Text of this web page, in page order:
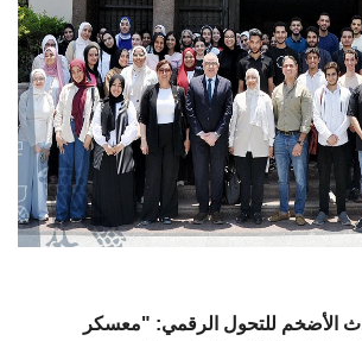
الأضخم للتحول الرقمي: "معسكر